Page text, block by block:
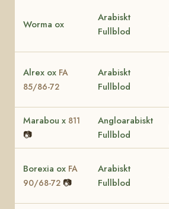
Worma ox
Arabiskt
Fullblod
Alrex ox FA
85/86-72
Arabiskt
Fullblod
Marabou x 811
📷
Angloarabiskt
Fullblod
Borexia ox FA
90/68-72 📷
Arabiskt
Fullblod